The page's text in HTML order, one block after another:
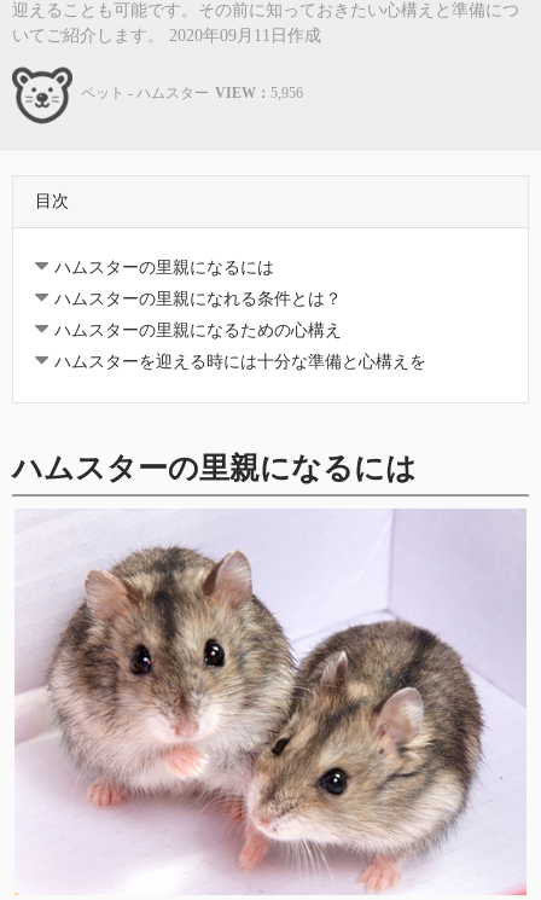
迎えることも可能です。その前に知っておきたい心構えと準備につ
いてご紹介します。 2020年09月11日作成
ペット - ハムスター VIEW： 5,956
目次
ハムスターの里親になるには
ハムスターの里親になれる条件とは？
ハムスターの里親になるための心構え
ハムスターを迎える時には十分な準備と心構えを
ハムスターの里親になるには